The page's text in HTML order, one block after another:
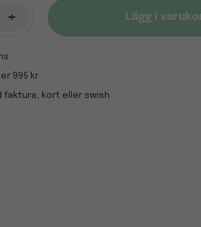
+ Lägg i
995 kr
faktura, kort eller swish